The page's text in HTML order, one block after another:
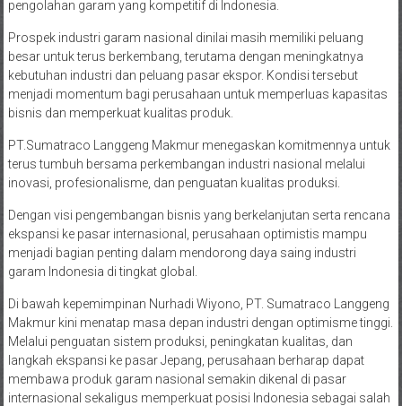
pengolahan garam yang kompetitif di Indonesia.
Prospek industri garam nasional dinilai masih memiliki peluang
besar untuk terus berkembang, terutama dengan meningkatnya
kebutuhan industri dan peluang pasar ekspor. Kondisi tersebut
menjadi momentum bagi perusahaan untuk memperluas kapasitas
bisnis dan memperkuat kualitas produk.
PT.Sumatraco Langgeng Makmur menegaskan komitmennya untuk
terus tumbuh bersama perkembangan industri nasional melalui
inovasi, profesionalisme, dan penguatan kualitas produksi.
Dengan visi pengembangan bisnis yang berkelanjutan serta rencana
ekspansi ke pasar internasional, perusahaan optimistis mampu
menjadi bagian penting dalam mendorong daya saing industri
garam Indonesia di tingkat global.
Di bawah kepemimpinan Nurhadi Wiyono, PT. Sumatraco Langgeng
Makmur kini menatap masa depan industri dengan optimisme tinggi.
Melalui penguatan sistem produksi, peningkatan kualitas, dan
langkah ekspansi ke pasar Jepang, perusahaan berharap dapat
membawa produk garam nasional semakin dikenal di pasar
internasional sekaligus memperkuat posisi Indonesia sebagai salah